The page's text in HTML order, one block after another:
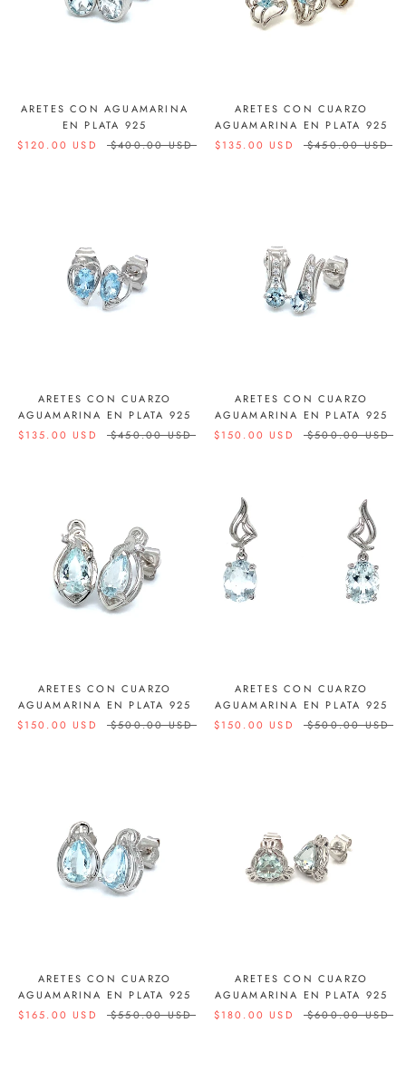
ARETES CON AGUAMARINA
EN PLATA 925
$120.00 USD
$400.00 USD
ARETES CON CUARZO
AGUAMARINA EN PLATA 925
$135.00 USD
$450.00 USD
ARETES CON CUARZO
AGUAMARINA EN PLATA 925
$135.00 USD
$450.00 USD
ARETES CON CUARZO
AGUAMARINA EN PLATA 925
$150.00 USD
$500.00 USD
ARETES CON CUARZO
AGUAMARINA EN PLATA 925
$150.00 USD
$500.00 USD
ARETES CON CUARZO
AGUAMARINA EN PLATA 925
$150.00 USD
$500.00 USD
ARETES CON CUARZO
AGUAMARINA EN PLATA 925
$165.00 USD
$550.00 USD
ARETES CON CUARZO
AGUAMARINA EN PLATA 925
$180.00 USD
$600.00 USD